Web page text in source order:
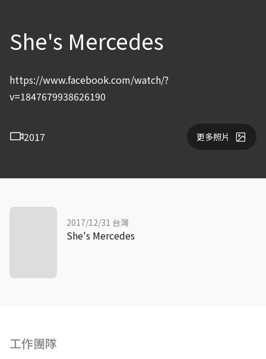
She's Mercedes
https://www.facebook.com/watch/?
v=1847679938626190
2017 更多照片
工作團隊
2017/12/31 台灣
She's Mercedes